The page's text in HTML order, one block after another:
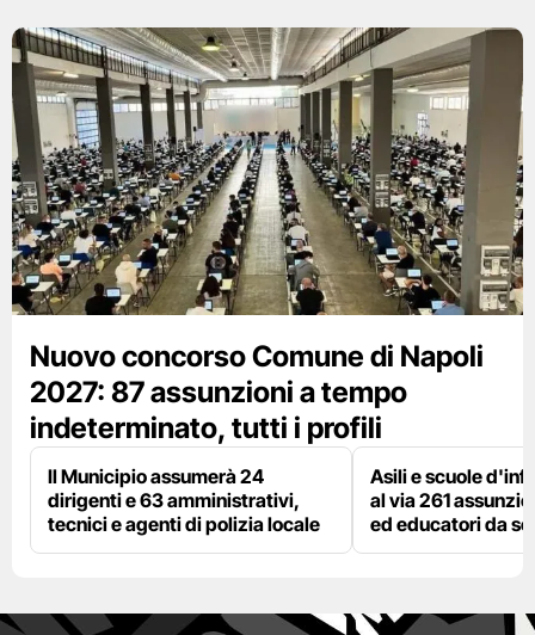
Nuovo concorso Comune di Napoli
2027: 87 assunzioni a tempo
indeterminato, tutti i profili
Il Municipio assumerà 24
dirigenti e 63 amministrativi,
tecnici e agenti di polizia locale
Asili e scuole
al via 261
ed educatori da